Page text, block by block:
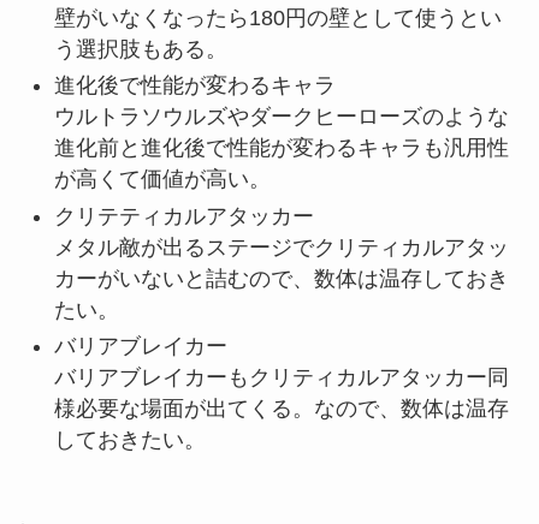
壁がいなくなったら180円の壁として使うとい
う選択肢もある。
進化後で性能が変わるキャラ
ウルトラソウルズやダークヒーローズのような
進化前と進化後で性能が変わるキャラも汎用性
が高くて価値が高い。
クリテティカルアタッカー
メタル敵が出るステージでクリティカルアタッ
カーがいないと詰むので、数体は温存しておき
たい。
バリアブレイカー
バリアブレイカーもクリティカルアタッカー同
様必要な場面が出てくる。なので、数体は温存
しておきたい。